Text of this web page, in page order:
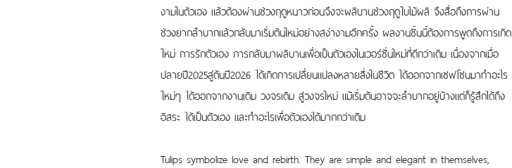
งามในตัวเอง แล้วต้องผ่านช่วงฤดูหนาวก่อนจึงจะผลิบานช่วงฤดูใบไม้ผลิ จึงสื่อถึงการผ่าน
ช่วงยากลำบากแล้วกลับมาเริ่มต้นใหม่อย่างสง่างามอีกครั้ง ผลงานชิ้นนี้ต้องการพูดถึงการเกิด
ใหม่ การรักตัวเอง การกลับมาผลิบานเพื่อเป็นตัวเองในเวอร์ชั่นใหม่ที่ดีกว่าเดิม เนื่องจากเมื่อ
ปลายปี2025สู่ต้นปี2026 ได้เกิดการเปลี่ยนแปลงหลายสิ่งในชีวิต ได้ออกจากเซฟโซนมาทำอะไร
ใหม่ๆ ได้ออกจากงานเดิม วงจรเดิม สู่วงจรใหม่ แม้เริ่มต้นอาจจะลำบากอยู่บ้างแต่ก็รู้สึกได้ถึง
อิสระ ได้เป็นตัวเอง และทำอะไรเพื่อตัวเองได้มากกว่าเดิม
Tulips symbolize love and rebirth. They are simple and elegant in themselves,